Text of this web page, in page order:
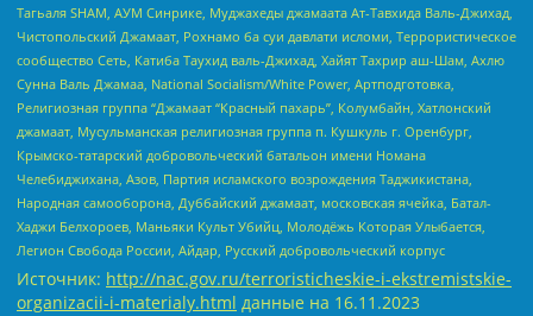
Тагьаля SHAM, АУМ Синрике, Муджахеды джамаата Ат-Тавхида Валь-Джихад,
Чистопольский Джамаат, Рохнамо ба суи давлати исломи, Террористическое
сообщество Сеть, Катиба Таухид валь-Джихад, Хайят Тахрир аш-Шам, Ахлю
Сунна Валь Джамаа, National Socialism/White Power, Артподготовка,
Религиозная группа “Джамаат “Красный пахарь”, Колумбайн, Хатлонский
джамаат, Мусульманская религиозная группа п. Кушкуль г. Оренбург,
Крымско-татарский добровольческий батальон имени Номана
Челебиджихана, Азов, Партия исламского возрождения Таджикистана,
Народная самооборона, Дуббайский джамаат, московская ячейка, Батал-
Хаджи Белхороев, Маньяки Культ Убийц, Молодёжь Которая Улыбается,
Легион Свобода России, Айдар, Русский добровольческий корпус
Источник: http://nac.gov.ru/terroristicheskie-i-ekstremistskie-
organizacii-i-materialy.html данные на 16.11.2023